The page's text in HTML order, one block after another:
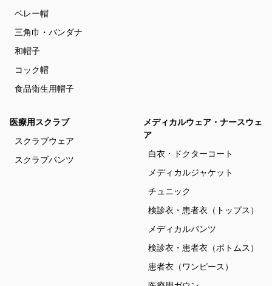
ベレー帽
三角巾・バンダナ
和帽子
コック帽
食品衛生用帽子
医療用スクラブ
スクラブウェア
スクラブパンツ
メディカルウェア・ナースウェ
ア
白衣・ドクターコート
メディカルジャケット
チュニック
検診衣・患者衣（トップス）
メディカルパンツ
検診衣・患者衣（ボトムス）
患者衣（ワンピース）